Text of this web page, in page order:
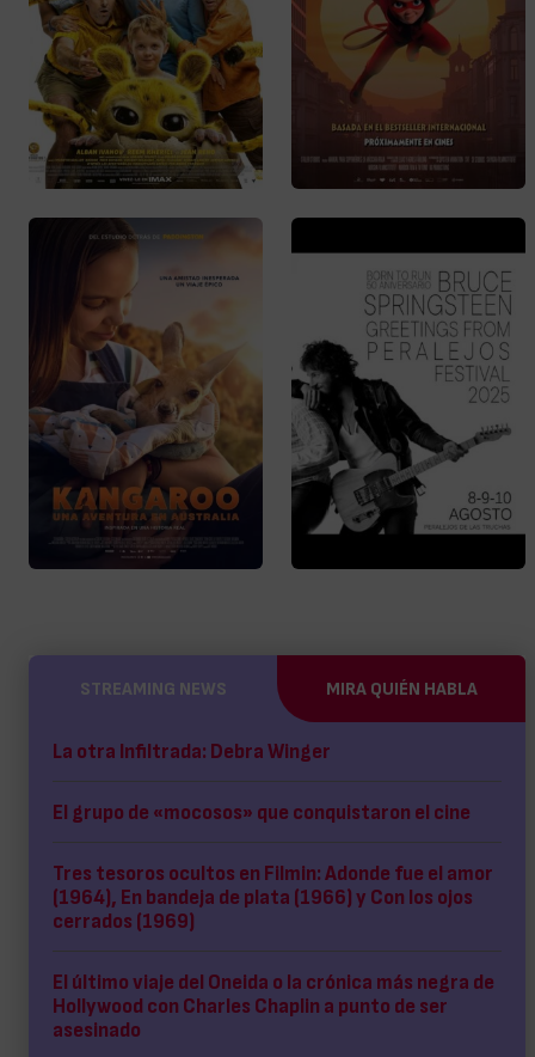
STREAMING NEWS MIRA QUIÉN HABLA
La otra Infiltrada: Debra Winger
El grupo de «mocosos» que conquistaron el cine
Tres tesoros ocultos en Filmin: Adonde fue el amor
(1964), En bandeja de plata (1966) y Con los ojos
cerrados (1969)
El último viaje del Oneida o la crónica más negra de
Hollywood con Charles Chaplin a punto de ser
asesinado